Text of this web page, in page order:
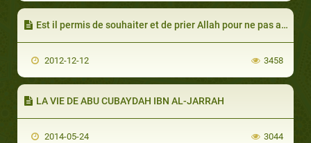
Est il permis de souhaiter et de prier Allah pour ne pas avoir au paradis une épouse houri
2012-12-12 3458
LA VIE DE ABU CUBAYDAH IBN AL-JARRAH
2014-05-24 3044